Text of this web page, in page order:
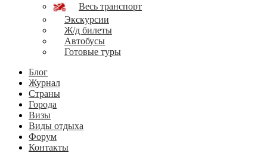
Весь транспорт
Экскурсии
Ж/д билеты
Автобусы
Готовые туры
Блог
Журнал
Страны
Города
Визы
Виды отдыха
Форум
Контакты